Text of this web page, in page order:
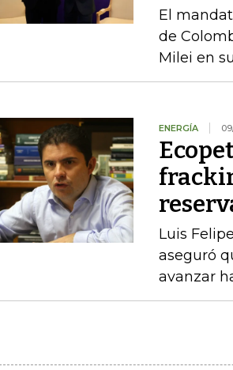
El
de
Milei en
ENERGÍA
Luis
aseguró
avanzar